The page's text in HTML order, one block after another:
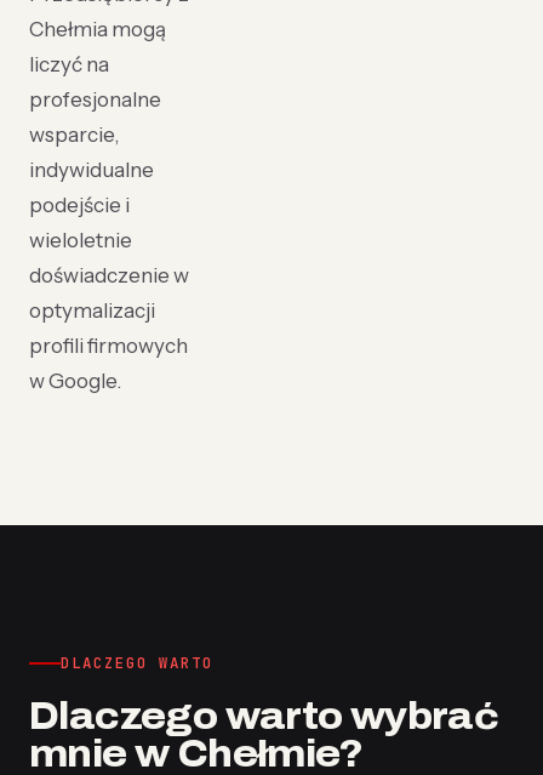
Chełmia mogą
liczyć na
profesjonalne
wsparcie,
indywidualne
podejście i
wieloletnie
doświadczenie w
optymalizacji
profili firmowych
w Google.
DLACZEGO WARTO
Dlaczego warto wybrać
mnie w Chełmie?